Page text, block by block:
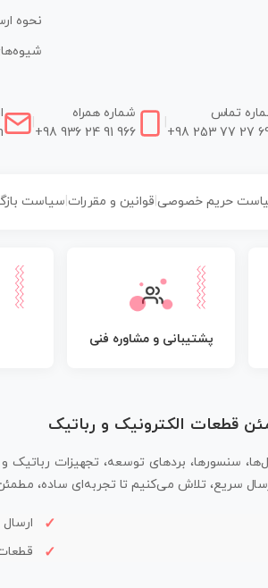
نحوه
تماس
+98 253 77 27
شماره همراه
+98 936 24 91 966
حریم خصوصی| قوانین و مقررات سیاست
پشتیبانی و مشاوره فنی
قطعات الکترونیک و رباتیک
سنسورها، بردهای توسعه، تجهیزات
سریع، تلاش می‌کنیم تا تجربه‌ای ساده، مطمئن